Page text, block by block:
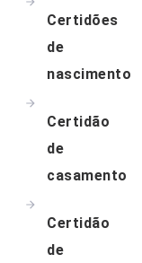
Certidões
de
nascimento
Certidão
de
casamento
Certidão
de